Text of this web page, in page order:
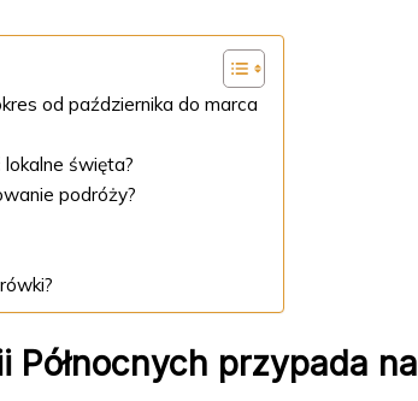
od października do marca
święta?
podróży?
przypada na